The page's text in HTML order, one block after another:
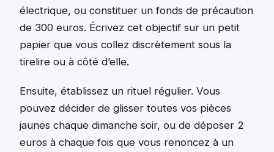
électrique, ou constituer un fonds de précaution
de 300 euros. Écrivez cet objectif sur un petit
papier que vous collez discrètement sous la
tirelire ou à côté d’elle.
Ensuite, établissez un rituel régulier. Vous
pouvez décider de glisser toutes vos pièces
jaunes chaque dimanche soir, ou de déposer 2
euros à chaque fois que vous renoncez à un